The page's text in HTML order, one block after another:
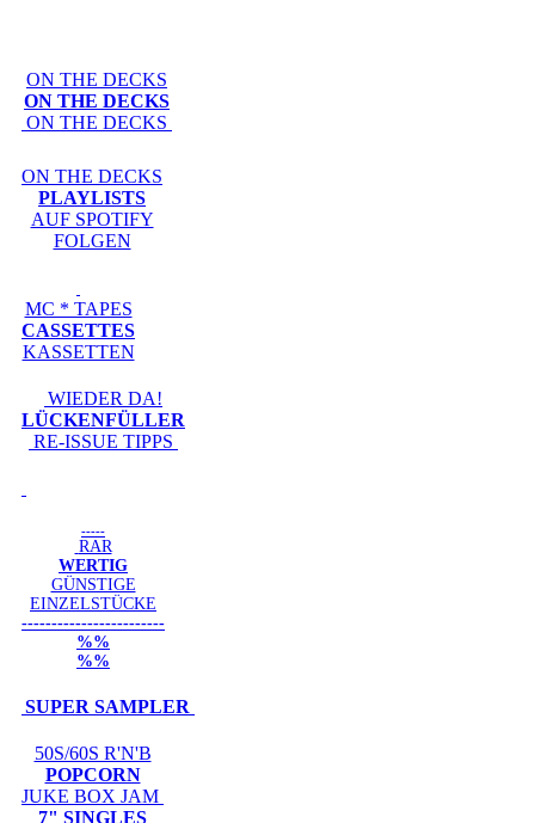
ON THE DECKS
ON THE DECKS
ON THE DECKS
ON THE DECKS
PLAYLISTS
AUF SPOTIFY
FOLGEN
MC * TAPES
CASSETTES
KASSETTEN
WIEDER DA!
LÜCKENFÜLLER
RE-ISSUE TIPPS
-----
RAR
WERTIG
GÜNSTIGE
EINZELSTÜCKE
------------------------
%%
%%
SUPER SAMPLER
50S/60S R'N'B
POPCORN
JUKE BOX JAM
7" SINGLES